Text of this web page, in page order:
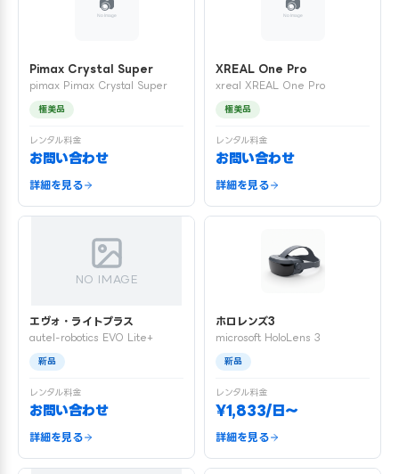
Pimax Crystal Super
pimax Pimax Crystal Super
極美品
レンタル料金
お問い合わせ
詳細を見る
XREAL One Pro
xreal XREAL One Pro
極美品
レンタル料金
お問い合わせ
詳細を見る
NO IMAGE
エヴォ・ライトプラス
autel-robotics EVO Lite+
新品
レンタル料金
お問い合わせ
詳細を見る
ホロレンズ3
microsoft HoloLens 3
新品
レンタル料金
¥1,833/日〜
詳細を見る